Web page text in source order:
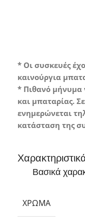
* Οι συσκευές
καινούργια
* Πιθανό μήνυμα
και μπαταρίας.
ενημερώνεται
κατάσταση της
Βασικά
ΧΡΏΜΑ